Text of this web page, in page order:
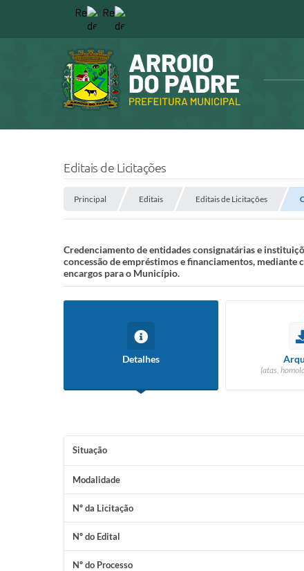
Editais de Licitações
Principal Editais Editais de Licitações
Credenciamento de entidades consignatárias e
concessão de empréstimos e financiamentos,
encargos para o Município.
Detalhes
(atas,
Situação
Modalidade
Nº da Licitação
Nº do Edital
Nº do Processo